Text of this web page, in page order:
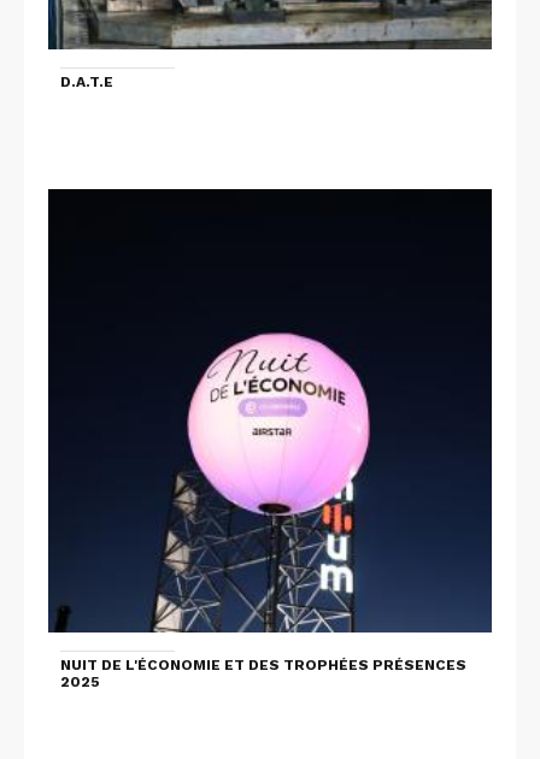
D.A.T.E
NUIT DE L'ÉCONOMIE ET DES TROPHÉES PRÉSENCES
2025